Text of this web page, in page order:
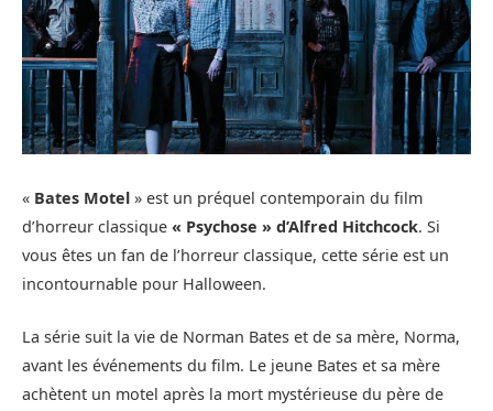
« Bates Motel » est un préquel contemporain du film
d’horreur classique « Psychose » d’Alfred Hitchcock. Si
vous êtes un fan de l’horreur classique, cette série est un
incontournable pour Halloween.
La série suit la vie de Norman Bates et de sa mère, Norma,
avant les événements du film. Le jeune Bates et sa mère
achètent un motel après la mort mystérieuse du père de